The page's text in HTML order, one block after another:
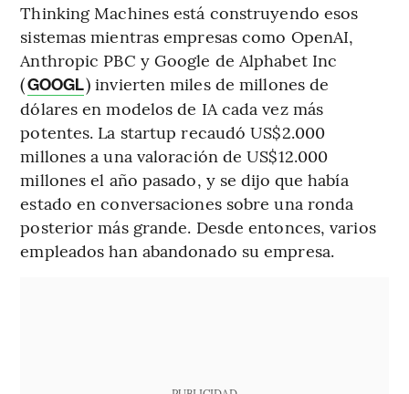
Thinking Machines está construyendo esos
sistemas mientras empresas como OpenAI,
Anthropic PBC y Google de Alphabet Inc
(GOOGL) invierten miles de millones de
dólares en modelos de IA cada vez más
potentes. La startup recaudó US$2.000
millones a una valoración de US$12.000
millones el año pasado, y se dijo que había
estado en conversaciones sobre una ronda
posterior más grande. Desde entonces, varios
empleados han abandonado su empresa.